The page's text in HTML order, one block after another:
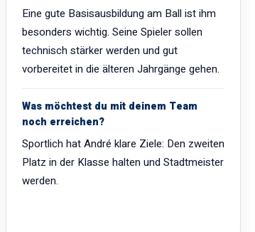
Eine gute Basisausbildung am Ball ist ihm
besonders wichtig. Seine Spieler sollen
technisch stärker werden und gut
vorbereitet in die älteren Jahrgänge gehen.
Was möchtest du mit deinem Team
noch erreichen?
Sportlich hat André klare Ziele: Den zweiten
Platz in der Klasse halten und Stadtmeister
werden.